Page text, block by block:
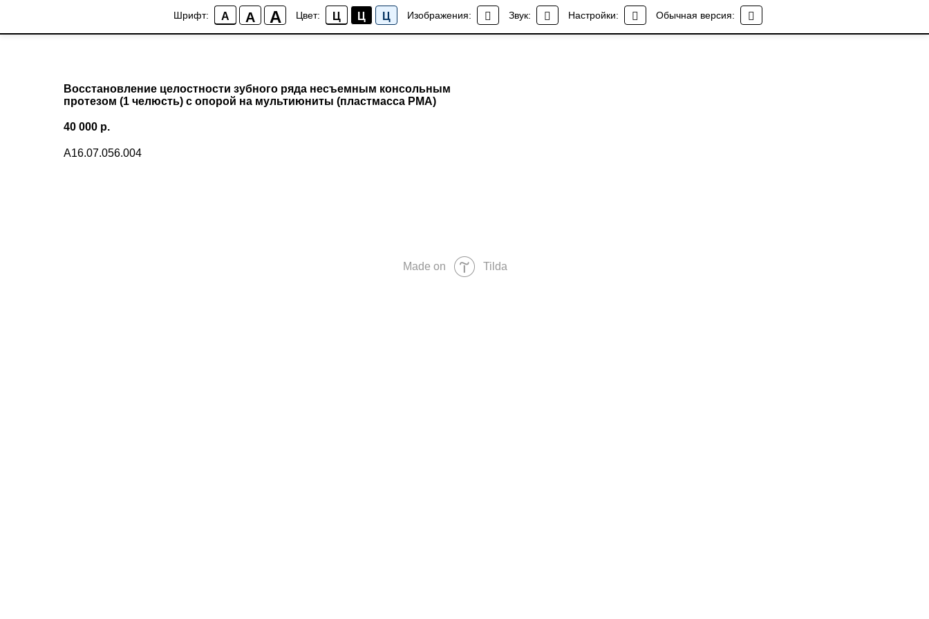
Шрифт: A A A Цвет: Ц Ц Ц Изображения: Звук: Настройки: Обычная версия:
Восстановление целостности зубного ряда несъемным консольным
протезом (1 челюсть) с опорой на мультиюниты (пластмасса PMA)
40 000 р.
А16.07.056.004
Made on Tilda